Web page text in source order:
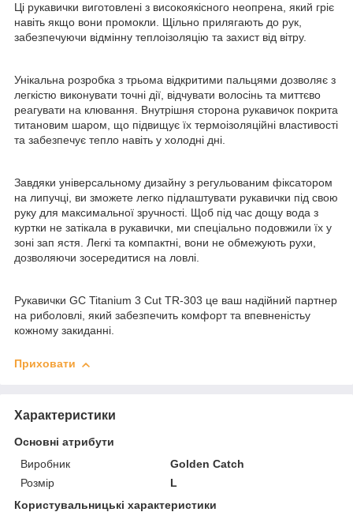
Ці рукавички виготовлені з високоякісного неопрена, який гріє
навіть якщо вони промокли. Щільно прилягають до рук,
забезпечуючи відмінну теплоізоляцію та захист від вітру.
Унікальна розробка з трьома відкритими пальцями дозволяє з
легкістю виконувати точні дії, відчувати волосінь та миттєво
реагувати на клювання. Внутрішня сторона рукавичок покрита
титановим шаром, що підвищує їх термоізоляційні властивості
та забезпечує тепло навіть у холодні дні.
Завдяки універсальному дизайну з регульованим фіксатором
на липучці, ви зможете легко підлаштувати рукавички під свою
руку для максимальної зручності. Щоб під час дощу вода з
куртки не затікала в рукавички, ми спеціально подовжили їх у
зоні зап ястя. Легкі та компактні, вони не обмежують рухи,
дозволяючи зосередитися на ловлі.
Рукавички GC Titanium 3 Cut TR-303 це ваш надійний партнер
на риболовлі, який забезпечить комфорт та впевненістьу
кожному закиданні.
Приховати
Характеристики
Основні атрибути
Виробник
Golden Catch
Розмір
L
Користувальницькі характеристики